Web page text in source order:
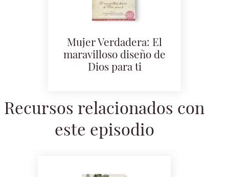
Mujer Verdadera: El
maravilloso diseño de
Dios para ti
Recursos relacionados con
este episodio